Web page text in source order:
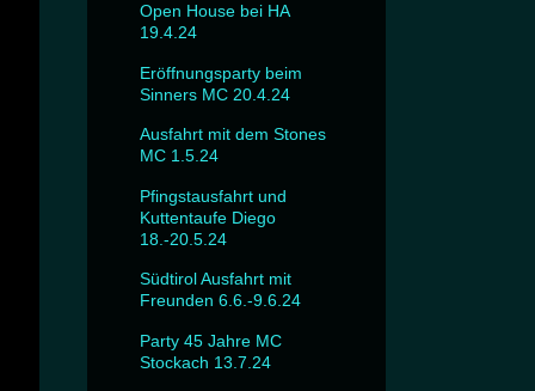
Open House bei HA
19.4.24
Eröffnungsparty beim
Sinners MC 20.4.24
Ausfahrt mit dem Stones
MC 1.5.24
Pfingstausfahrt und
Kuttentaufe Diego
18.-20.5.24
Südtirol Ausfahrt mit
Freunden 6.6.-9.6.24
Party 45 Jahre MC
Stockach 13.7.24